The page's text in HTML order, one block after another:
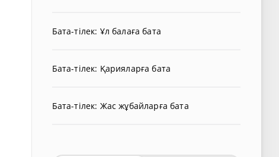
Бата-тілек: Ұл балаға бата
Бата-тілек: Қарияларға бата
Бата-тілек: Жас жұбайларға бата